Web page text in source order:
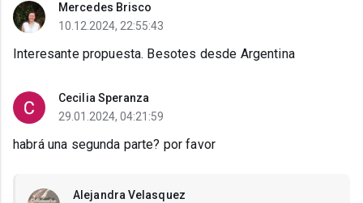
Mercedes Brisco
10.12.2024, 22:55:43
Interesante propuesta. Besotes desde Argentina
Cecilia Speranza
29.01.2024, 04:21:59
habrá una segunda parte? por favor
Alejandra Velasquez